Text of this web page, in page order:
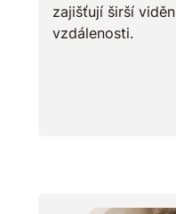
zajišťují širší
vzdálenosti.